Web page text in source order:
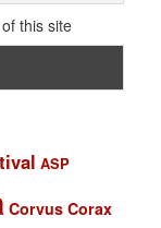
this site
ASP
Corvus Corax